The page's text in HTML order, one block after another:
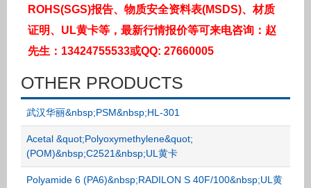
ROHS(SGS)报告、物质安全资料表(MSDS)、材质
证明、UL黄卡等，最新行情报价等可来电咨询：赵
先生：13424755533或QQ: 27660005
OTHER PRODUCTS
武汉华丽&nbsp;PSM&nbsp;HL-301
Acetal &quot;Polyoxymethylene&quot;
(POM)&nbsp;C2521&nbsp;UL黄卡
Polyamide 6 (PA6)&nbsp;RADILON S 40F/100&nbsp;UL黄